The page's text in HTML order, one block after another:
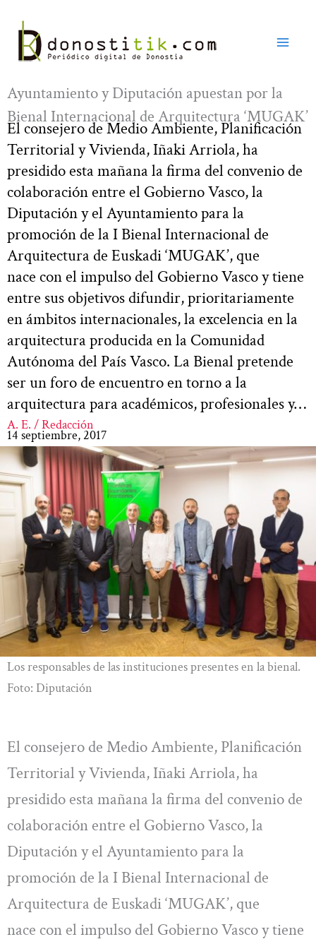
contenido
Ayuntamiento y Diputación apuestan por la
Bienal Internacional de Arquitectura ‘MUGAK’
El consejero de Medio Ambiente, Planificación
Territorial y Vivienda, Iñaki Arriola, ha
presidido esta mañana la firma del convenio de
colaboración entre el Gobierno Vasco, la
Diputación y el Ayuntamiento para la
promoción de la I Bienal Internacional de
Arquitectura de Euskadi ‘MUGAK’, que
nace con el impulso del Gobierno Vasco y tiene
entre sus objetivos difundir, prioritariamente
en ámbitos internacionales, la excelencia en la
arquitectura producida en la Comunidad
Autónoma del País Vasco. La Bienal pretende
ser un foro de encuentro en torno a la
arquitectura para académicos, profesionales y…
A. E. / Redacción
14 septiembre, 2017
Los responsables de las instituciones presentes en la bienal.
Foto: Diputación
El consejero de Medio Ambiente, Planificación
Territorial y Vivienda, Iñaki Arriola, ha
presidido esta mañana la firma del convenio de
colaboración entre el Gobierno Vasco, la
Diputación y el Ayuntamiento para la
promoción de la I Bienal Internacional de
Arquitectura de Euskadi ‘MUGAK’, que
nace con el impulso del Gobierno Vasco y tiene